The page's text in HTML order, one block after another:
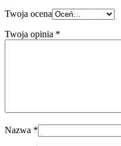
Twoja ocena
Twoja opinia *
Nazwa *